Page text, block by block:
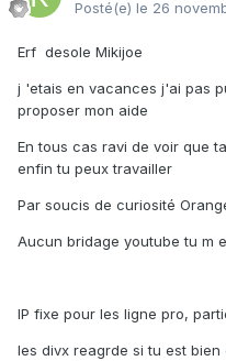
Posté(e) le 26
Erf desole Mikijoe
j 'etais en vacances j'ai pas
proposer mon aide
En tous cas ravi de voir que
enfin tu peux travailler
Par soucis de curiosité
Aucun bridage youtube tu m
IP fixe pour les ligne pro,
les divx reagrde si tu est